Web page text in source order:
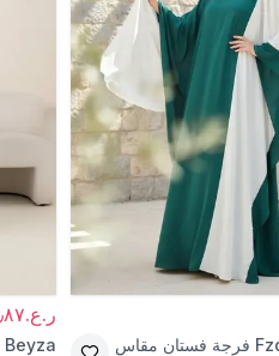
فرجة فستان مقاس
ر.ع.٦٩٫٨٧
Beyza